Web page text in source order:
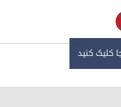
کلیک کنید